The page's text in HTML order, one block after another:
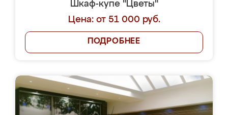
Шкаф-купе "Цветы"
Цена: от 51 000 руб.
ПОДРОБНЕЕ